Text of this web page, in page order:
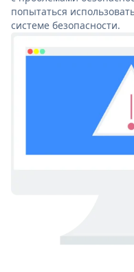
попытаться
системе безопасности.